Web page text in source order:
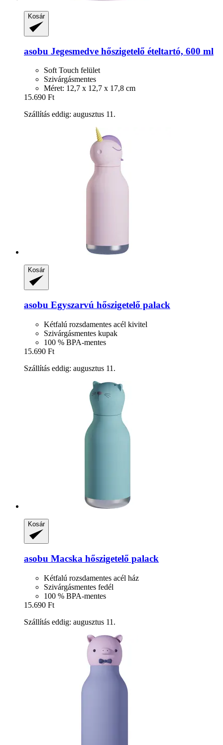
Kosár
asobu Jegesmedve hőszigetelő ételtartó, 600 ml
Soft Touch felület
Szivárgásmentes
Méret: 12,7 x 12,7 x 17,8 cm
15.690 Ft
Szállítás eddig: augusztus 11.
Kosár
asobu Egyszarvú hőszigetelő palack
Kétfalú rozsdamentes acél kivitel
Szivárgásmentes kupak
100 % BPA-mentes
15.690 Ft
Szállítás eddig: augusztus 11.
Kosár
asobu Macska hőszigetelő palack
Kétfalú rozsdamentes acél ház
Szivárgásmentes fedél
100 % BPA-mentes
15.690 Ft
Szállítás eddig: augusztus 11.